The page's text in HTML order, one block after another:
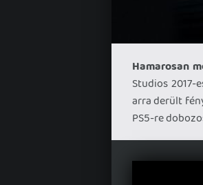
Hamarosan
Studios
arra derült
PS5-re